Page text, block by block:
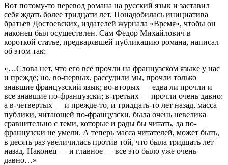
Вот потому-то перевод романа на русский язык и заставил
себя ждать более тридцати лет. Понадобилась инициатива
братьев Достоевских, издателей журнала «Время», чтобы он
наконец был осуществлен. Сам Федор Михайлович в
короткой статье, предварявшей публикацию романа, написал
об этом так:
«…Слова нет, что его все прочли на французском языке у нас
и прежде; но, во-первых, рассудили мы, прочли только
знавшие французский язык; во-вторых — едва ли прочли и
все знавшие по-французски; в-третьих — прочли очень давно:
а в-четвертых — и прежде-то, и тридцать-то лет назад, масса
публики, читающей по-французски, была очень невелика
сравнительно с теми, которые и рады бы читать, да по-
французски не умели. А теперь масса читателей, может быть,
в десять раз увеличилась против той, что была тридцать лет
назад. Наконец — и главное — все это было уже очень
давно…»